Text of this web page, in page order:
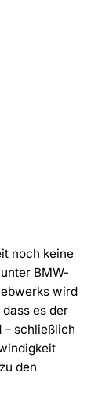
noch keine
BMW-
wird
es der
– schließlich
den